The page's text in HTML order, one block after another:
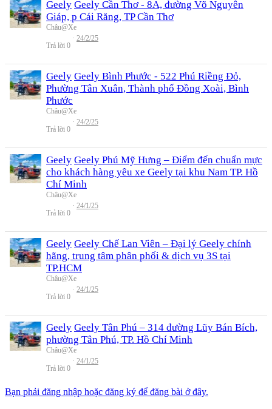
Geely Geely Cần Thơ - 8A, đường Võ Nguyên
Giáp, p Cái Răng, TP Cần Thơ
Châu@Xe
Trả lời 0
24/2/25
Geely Geely Bình Phước - 522 Phú Riềng Đỏ,
Phường Tân Xuân, Thành phố Đồng Xoài, Bình
Phước
Châu@Xe
Trả lời 0
24/2/25
Geely Geely Phú Mỹ Hưng – Điểm đến chuẩn mực
cho khách hàng yêu xe Geely tại khu Nam TP. Hồ
Chí Minh
Châu@Xe
Trả lời 0
24/1/25
Geely Geely Chế Lan Viên – Đại lý Geely chính
hãng, trung tâm phân phối & dịch vụ 3S tại
TP.HCM
Châu@Xe
Trả lời 0
24/1/25
Geely Geely Tân Phú – 314 đường Lũy Bán Bích,
phường Tân Phú, TP. Hồ Chí Minh
Châu@Xe
Trả lời 0
24/1/25
Bạn phải đăng nhập hoặc đăng ký để đăng bài ở đây.